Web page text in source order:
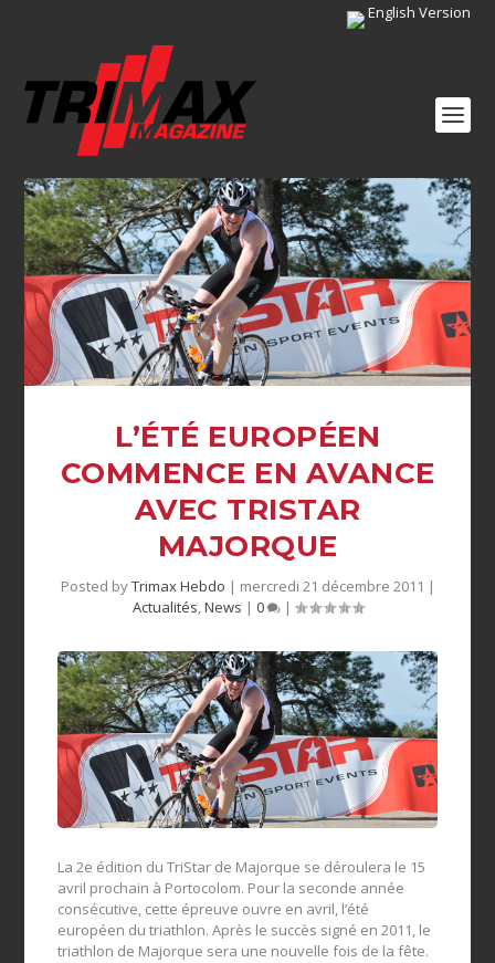
English Version
L’ÉTÉ EUROPÉEN
COMMENCE EN AVANCE
AVEC TRISTAR
MAJORQUE
Posted byTrimax Hebdo | mercredi 21 décembre 2011 |
Actualités,News | 0 |
La 2e édition du TriStar de Majorque se déroulera le 15
avril prochain à Portocolom. Pour la seconde année
consécutive, cette épreuve ouvre en avril, l’été
européen du triathlon. Après le succès signé en 2011, le
triathlon de Majorque sera une nouvelle fois de la fête.